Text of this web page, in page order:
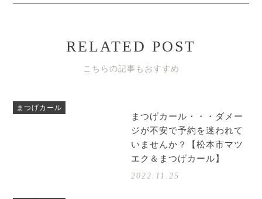
RELATED POST
こちらの記事もおすすめ
まつげカール
まつげカール・・・ダメー
ジが不安で予約を迷われて
いませんか？【松本市マツ
エク＆まつげカール】
2022.11.25